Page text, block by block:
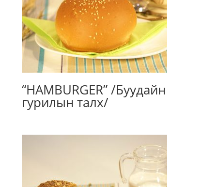
“HAMBURGER” /Буудайн
гурилын талх/